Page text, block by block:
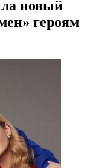
новый
героям